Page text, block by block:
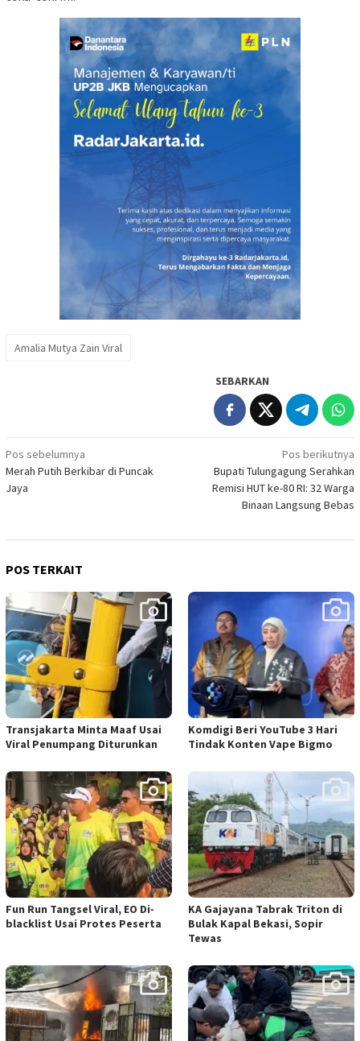
Amalia Mutya Zain Viral
SEBARKAN
Navigasi
pos
Pos sebelumnya
Merah Putih Berkibar di Puncak
Jaya
Pos berikutnya
Bupati Tulungagung Serahkan
Remisi HUT ke-80 RI: 32 Warga
Binaan Langsung Bebas
POS TERKAIT
Transjakarta Minta Maaf Usai
Viral Penumpang Diturunkan
Komdigi Beri YouTube 3 Hari
Tindak Konten Vape Bigmo
Fun Run Tangsel Viral, EO Di-
blacklist Usai Protes Peserta
KA Gajayana Tabrak Triton di
Bulak Kapal Bekasi, Sopir
Tewas